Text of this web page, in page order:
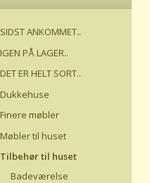
SIDST ANKOMMET..
IGEN PÅ LAGER..
DET ER HELT SORT..
Dukkehuse
Finere møbler
Møbler til huset
Tilbehør til huset
Badeværelse